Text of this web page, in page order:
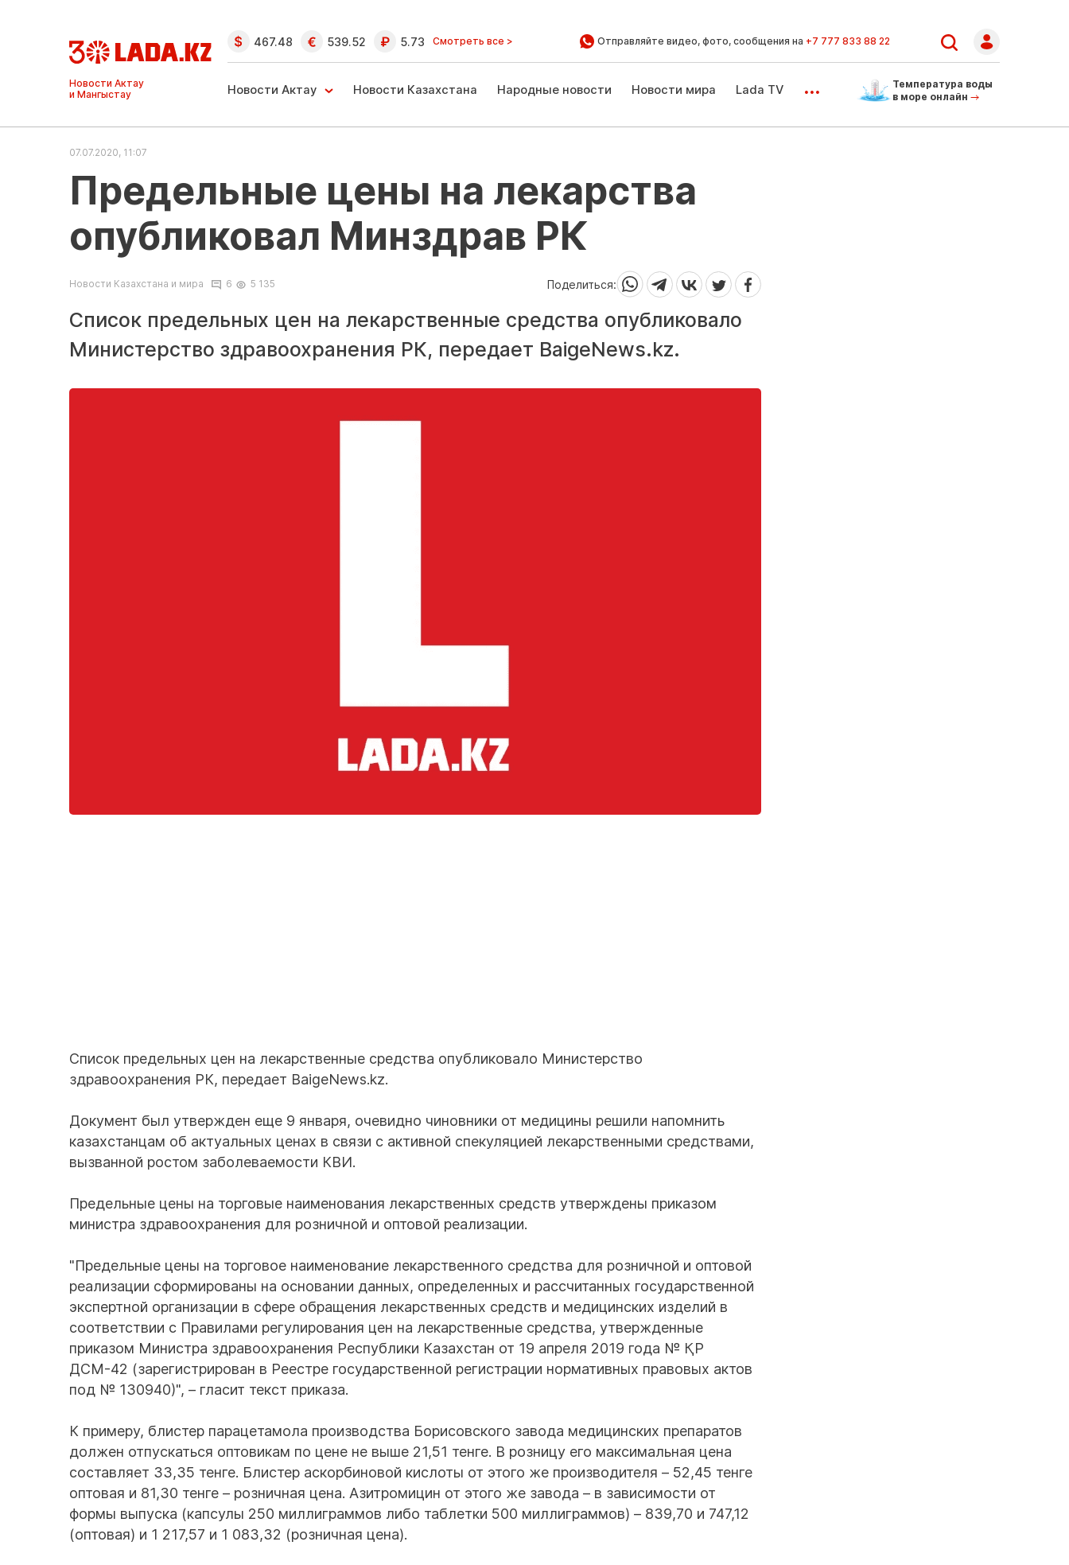
Ақтау және
Манғыстау
жаңалықтары
467.48 539.52 5.73 Смотреть все > Отправляйте видео, фото, сообщения на +7 777 833 88 22
Новости Актау Новости Казахстана Народные новости Новости мира Lada TV ...
Температура воды
в море онлайн
07.07.2020, 11:07
Предельные цены на лекарства
опубликовал Минздрав РК
Новости Казахстана и мира 6 5 135 Поделиться:
Список предельных цен на лекарственные средства опубликовало
Министерство здравоохранения РК, передает BaigeNews.kz.
Список предельных цен на лекарственные средства опубликовало Министерство
здравоохранения РК, передает BaigeNews.kz.
Документ был утвержден еще 9 января, очевидно чиновники от медицины решили напомнить
казахстанцам об актуальных ценах в связи с активной спекуляцией лекарственными средствами,
вызванной ростом заболеваемости КВИ.
Предельные цены на торговые наименования лекарственных средств утверждены приказом
министра здравоохранения для розничной и оптовой реализации.
"Предельные цены на торговое наименование лекарственного средства для розничной и оптовой
реализации сформированы на основании данных, определенных и рассчитанных государственной
экспертной организации в сфере обращения лекарственных средств и медицинских изделий в
соответствии с Правилами регулирования цен на лекарственные средства, утвержденные
приказом Министра здравоохранения Республики Казахстан от 19 апреля 2019 года № ҚР
ДСМ-42 (зарегистрирован в Реестре государственной регистрации нормативных правовых актов
под № 130940)", – гласит текст приказа.
К примеру, блистер парацетамола производства Борисовского завода медицинских препаратов
должен отпускаться оптовикам по цене не выше 21,51 тенге. В розницу его максимальная цена
составляет 33,35 тенге. Блистер аскорбиновой кислоты от этого же производителя – 52,45 тенге
оптовая и 81,30 тенге – розничная цена. Азитромицин от этого же завода – в зависимости от
формы выпуска (капсулы 250 миллиграммов либо таблетки 500 миллиграммов) – 839,70 и 747,12
(оптовая) и 1 217,57 и 1 083,32 (розничная цена).